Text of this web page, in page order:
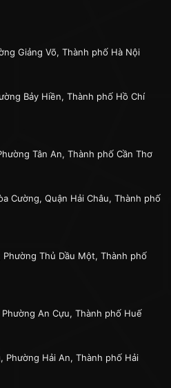
Giảng Võ, Thành phố Hà Nội
Bảy Hiền, Thành phố Hồ Chí
Tân An, Thành phố Cần Thơ
Cường, Quận Hải Châu, Thành phố
Phường Thủ Dầu Một, Thành phố
An Cựu, Thành phố Huế
Phường Hải An, Thành phố Hải